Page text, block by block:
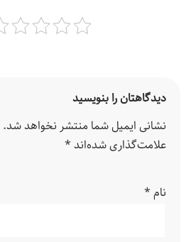
دیدگاهتان را بنویسید
نشانی ایمیل شما منتشر نخواهد شد.
علامت‌گذاری شده‌اند *
نام *